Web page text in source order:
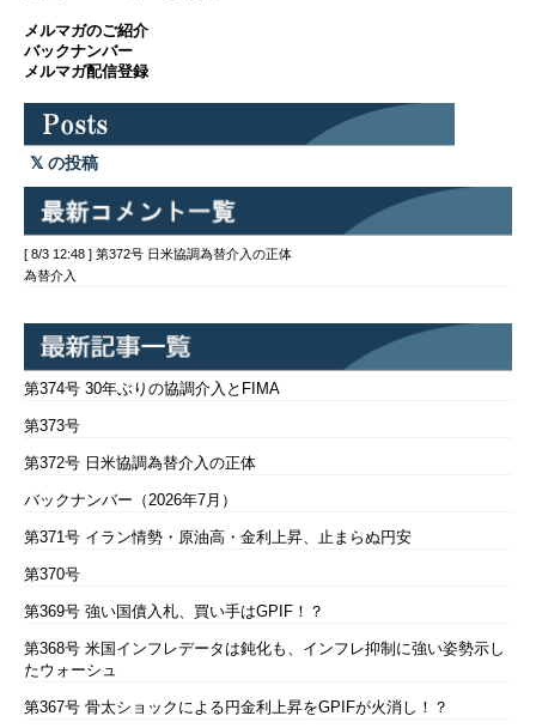
メルマガのご紹介
バックナンバー
メルマガ配信登録
の投稿
[ 8/3 12:48 ] 第372号 日米協調為替介入の正体
為替介入
第374号 30年ぶりの協調介入とFIMA
第373号
第372号 日米協調為替介入の正体
バックナンバー（2026年7月）
第371号 イラン情勢・原油高・金利上昇、止まらぬ円安
第370号
第369号 強い国債入札、買い手はGPIF！？
第368号 米国インフレデータは鈍化も、インフレ抑制に強い姿勢示し
たウォーシュ
第367号 骨太ショックによる円金利上昇をGPIFが火消し！？